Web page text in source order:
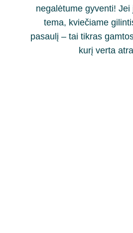
negalėtume gyventi! Jei
tema, kviečiame
pasaulį – tai tikras
kurį verta